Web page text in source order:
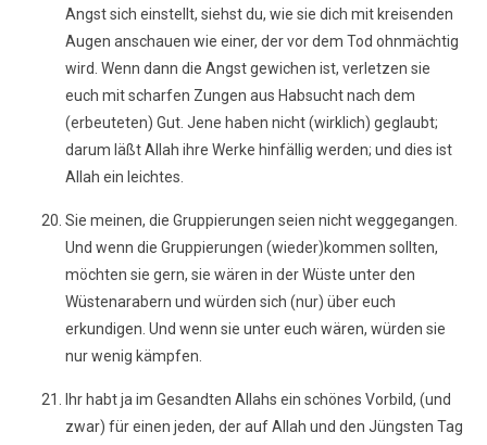
Angst sich einstellt, siehst du, wie sie dich mit kreisenden
Augen anschauen wie einer, der vor dem Tod ohnmächtig
wird. Wenn dann die Angst gewichen ist, verletzen sie
euch mit scharfen Zungen aus Habsucht nach dem
(erbeuteten) Gut. Jene haben nicht (wirklich) geglaubt;
darum läßt Allah ihre Werke hinfällig werden; und dies ist
Allah ein leichtes.
Sie meinen, die Gruppierungen seien nicht weggegangen.
Und wenn die Gruppierungen (wieder)kommen sollten,
möchten sie gern, sie wären in der Wüste unter den
Wüstenarabern und würden sich (nur) über euch
erkundigen. Und wenn sie unter euch wären, würden sie
nur wenig kämpfen.
Ihr habt ja im Gesandten Allahs ein schönes Vorbild, (und
zwar) für einen jeden, der auf Allah und den Jüngsten Tag